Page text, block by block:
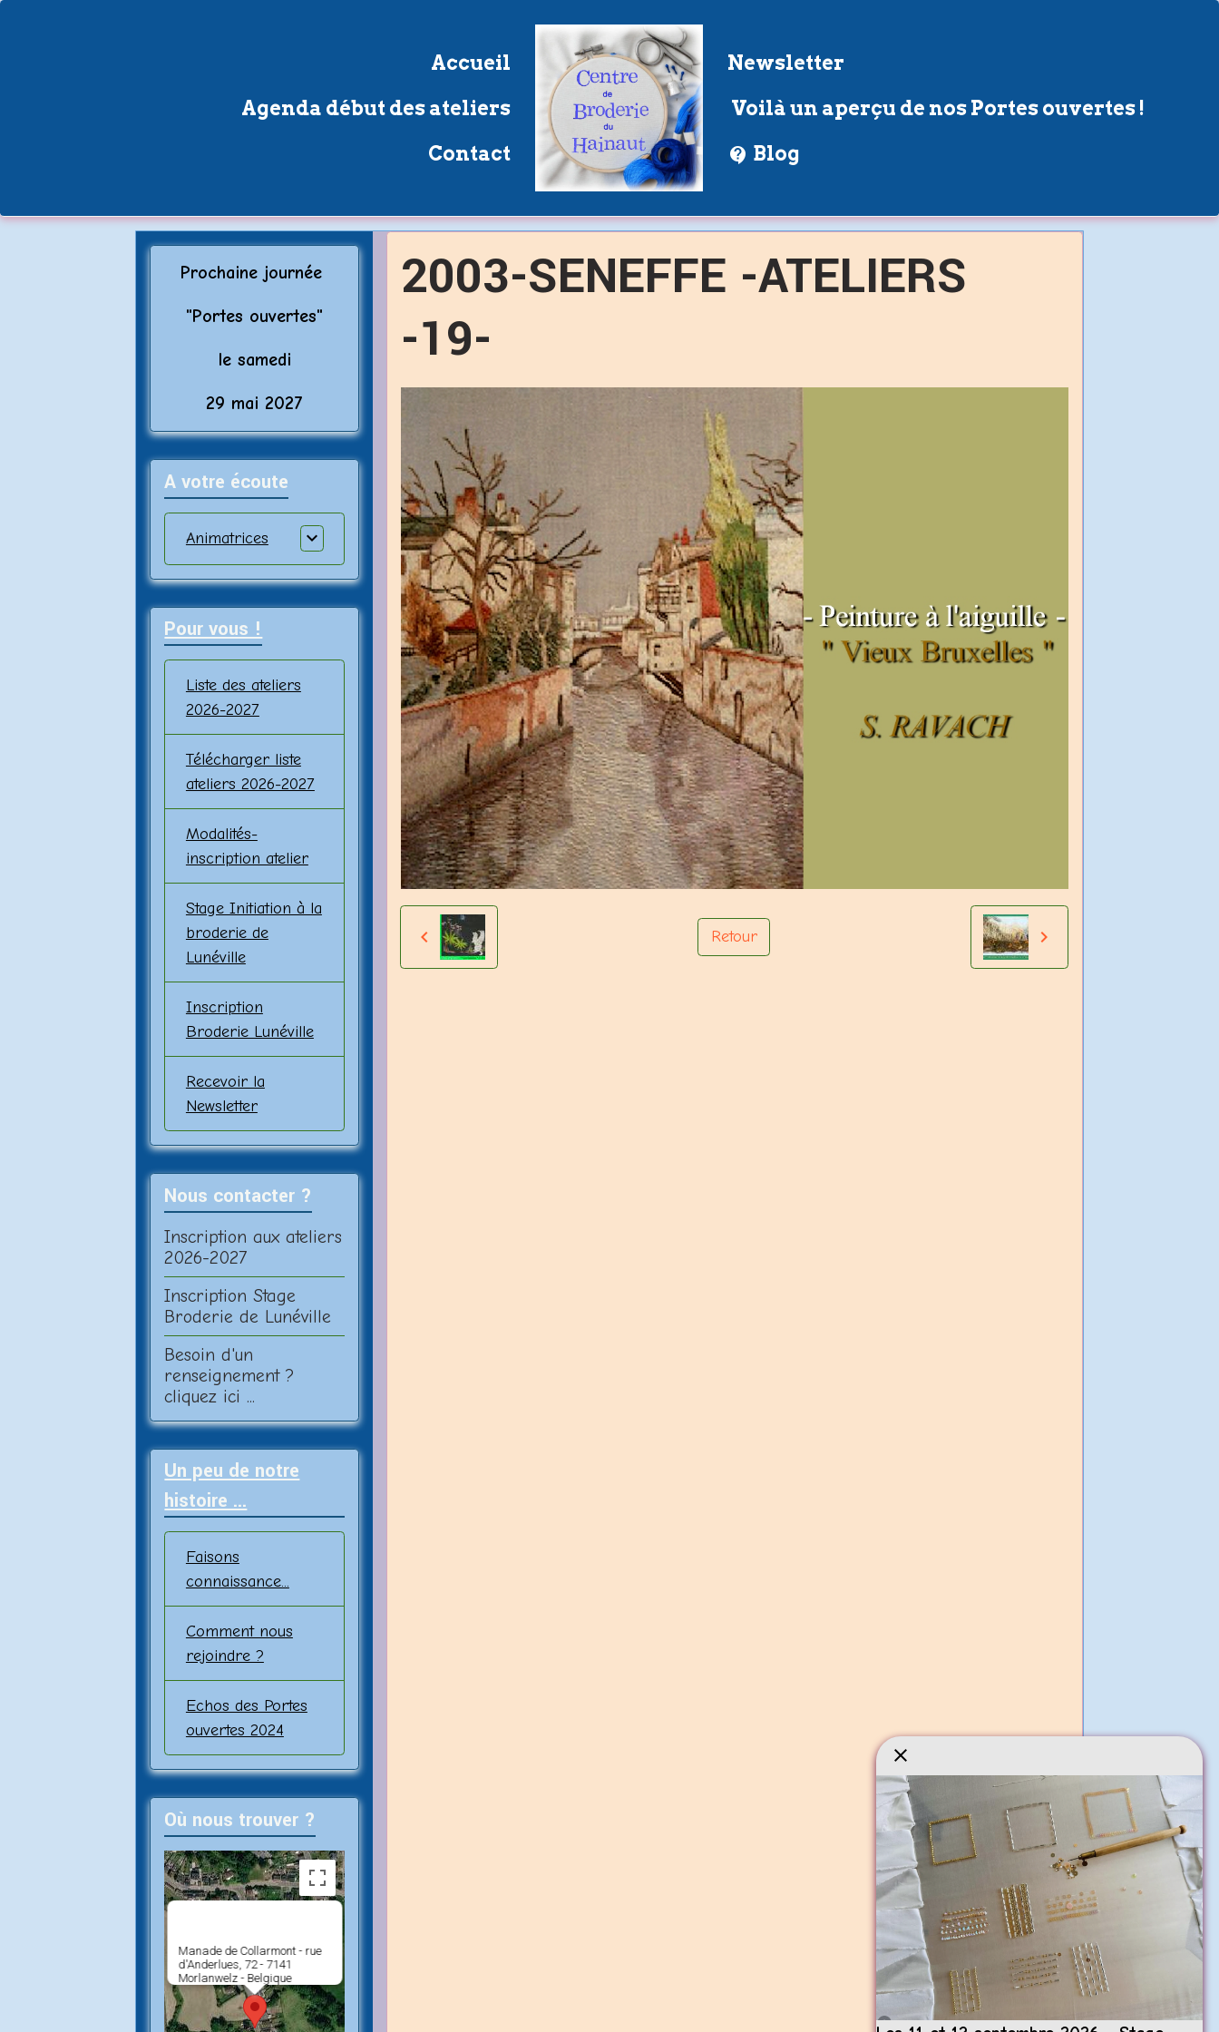
Accueil
Agenda début des ateliers
Contact
Newsletter
Voilà un aperçu de nos Portes ouvertes !
Blog
2003-SENEFFE -ATELIERS
-19-
Retour
Prochaine journée
"Portes ouvertes"
le samedi
29 mai 2027
A votre écoute
Animatrices
Pour vous !
Liste des ateliers
2026-2027
Télécharger liste
ateliers 2026-2027
Modalités-
inscription atelier
Stage Initiation à la
broderie de
Lunéville
Inscription
Broderie Lunéville
Recevoir la
Newsletter
Nous contacter ?
Inscription aux ateliers
2026-2027
Inscription Stage
Broderie de Lunéville
Besoin d'un
renseignement ?
cliquez ici ...
Un peu de notre
histoire ...
Faisons
connaissance...
Comment nous
rejoindre ?
Echos des Portes
ouvertes 2024
Où nous trouver ?
Manade de Collarmont - rue
d'Anderlues, 72 - 7141
Morlanwelz - Belgique